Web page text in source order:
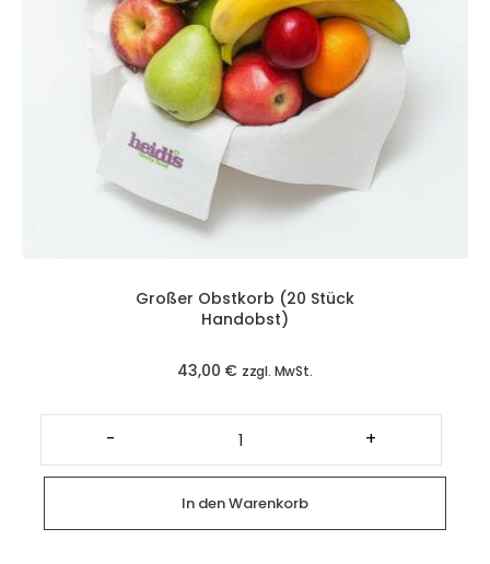
Großer Obstkorb (20 Stück
Handobst)
43,00 € zzgl. MwSt.
-
Großer
Obstkorb
(20
Stück
Handobst)
Menge
+
In den Warenkorb